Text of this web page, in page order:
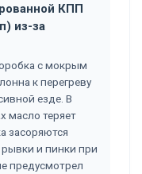
КПП
из-за
с мокрым
к перегреву
езде. В
масло теряет
засоряются
и пинки при
предусмотрел